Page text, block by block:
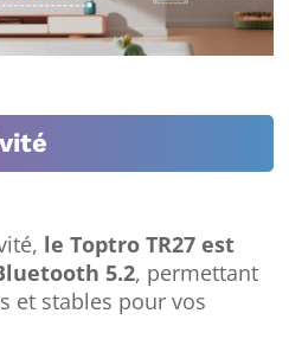
le Toptro TR27 est
5.2, permettant
et stables pour vos